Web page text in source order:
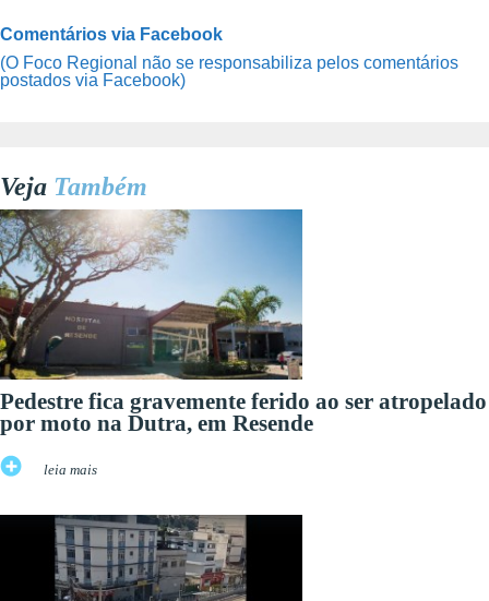
Comentários via Facebook
(O Foco Regional não se responsabiliza pelos comentários
postados via Facebook)
Veja Também
Pedestre fica gravemente ferido ao ser atropelado
por moto na Dutra, em Resende
leia mais